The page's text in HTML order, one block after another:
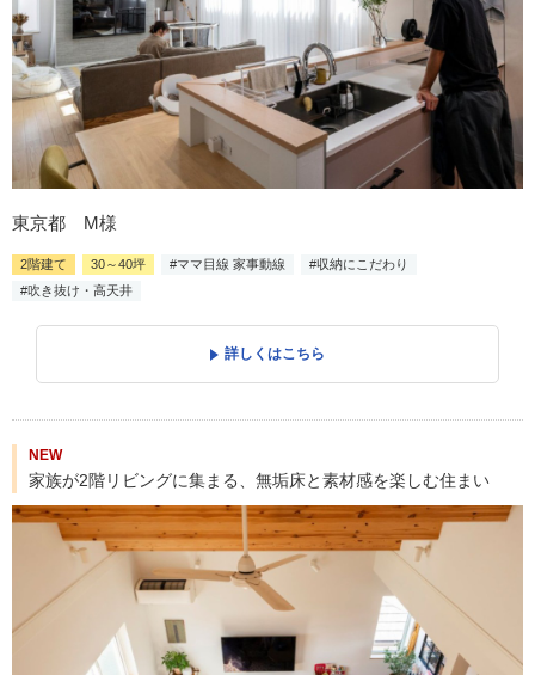
東京都 M様
2階建て 30～40坪 #ママ目線 家事動線
#収納にこだわり
#吹き抜け・高天井
詳しくはこちら
NEW
家族が2階リビングに集まる、無垢床と素材感を楽しむ住まい